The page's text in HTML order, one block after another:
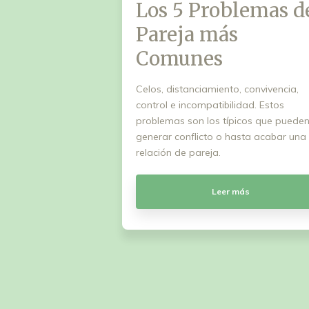
Los 5 Problemas
Pareja más
Comunes
Celos, distanciamiento, convivencia,
control e incompatibilidad. Estos
problemas son los típicos que pueden
generar conflicto o hasta acabar una
relación de pareja.
Leer más